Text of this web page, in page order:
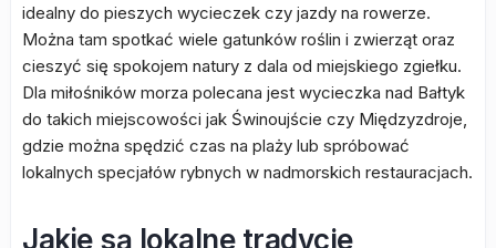
idealny do pieszych wycieczek czy jazdy na rowerze.
Można tam spotkać wiele gatunków roślin i zwierząt oraz
cieszyć się spokojem natury z dala od miejskiego zgiełku.
Dla miłośników morza polecana jest wycieczka nad Bałtyk
do takich miejscowości jak Świnoujście czy Międzyzdroje,
gdzie można spędzić czas na plaży lub spróbować
lokalnych specjałów rybnych w nadmorskich restauracjach.
Jakie są lokalne tradycje